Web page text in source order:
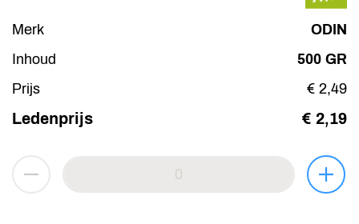
Merk
ODIN
Inhoud
500 GR
Prijs
€ 2,49
Ledenprijs € 2,19